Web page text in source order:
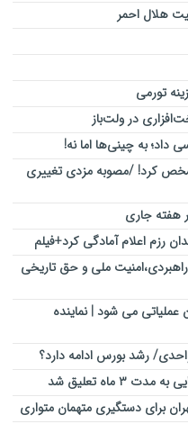
هلال احمر
تورمی
در ولت‌باز
داد؛ به چینی‌ها اما نه!
دستمزد سال ۱۴۰۳ را مشخص کرد! /مصوبه مزدی تغییری
هفته جاری
رزم اعلام آمادگی کرد+فیلم
ملی و حق تاریخی
می شود | نماینده